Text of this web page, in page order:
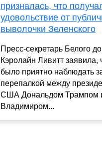
призналась, что
удовольствие от
выволочки Зеленского
Пресс-секретарь Белого
Кэролайн Ливитт заявила,
было приятно наблюдать
перепалкой между
США Дональдом Трампом
Владимиром...